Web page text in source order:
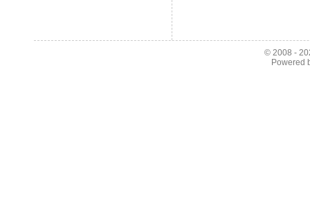
© 2008 -
Powered